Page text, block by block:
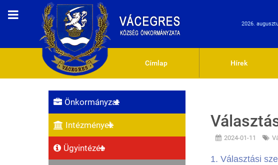
2026.
Címlap Hírek
Önkormányzat
Intézmények
Ügyintézés
2024-01-11
1. Választási